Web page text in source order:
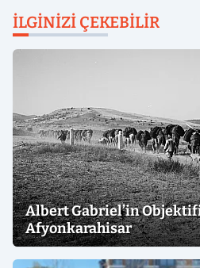
İLGINIZI ÇEKEBILIR
Albert Gabriel’in
Afyonkarahisar